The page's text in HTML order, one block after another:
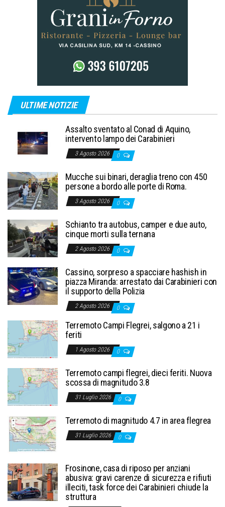
ULTIME NOTIZIE
Assalto sventato al Conad di Aquino,
intervento lampo dei Carabinieri
3 Agosto 2026 0
Mucche sui binari, deraglia treno con 450
persone a bordo alle porte di Roma.
3 Agosto 2026 0
Schianto tra autobus, camper e due auto,
cinque morti sulla ternana
2 Agosto 2026 0
Cassino, sorpreso a spacciare hashish in
piazza Miranda: arrestato dai Carabinieri con
il supporto della Polizia
2 Agosto 2026 0
Terremoto Campi Flegrei, salgono a 21 i
feriti
1 Agosto 2026 0
Terremoto campi flegrei, dieci feriti. Nuova
scossa di magnitudo 3.8
31 Luglio 2026 0
Terremoto di magnitudo 4.7 in area flegrea
31 Luglio 2026 0
Frosinone, casa di riposo per anziani
abusiva: gravi carenze di sicurezza e rifiuti
illeciti, task force dei Carabinieri chiude la
struttura